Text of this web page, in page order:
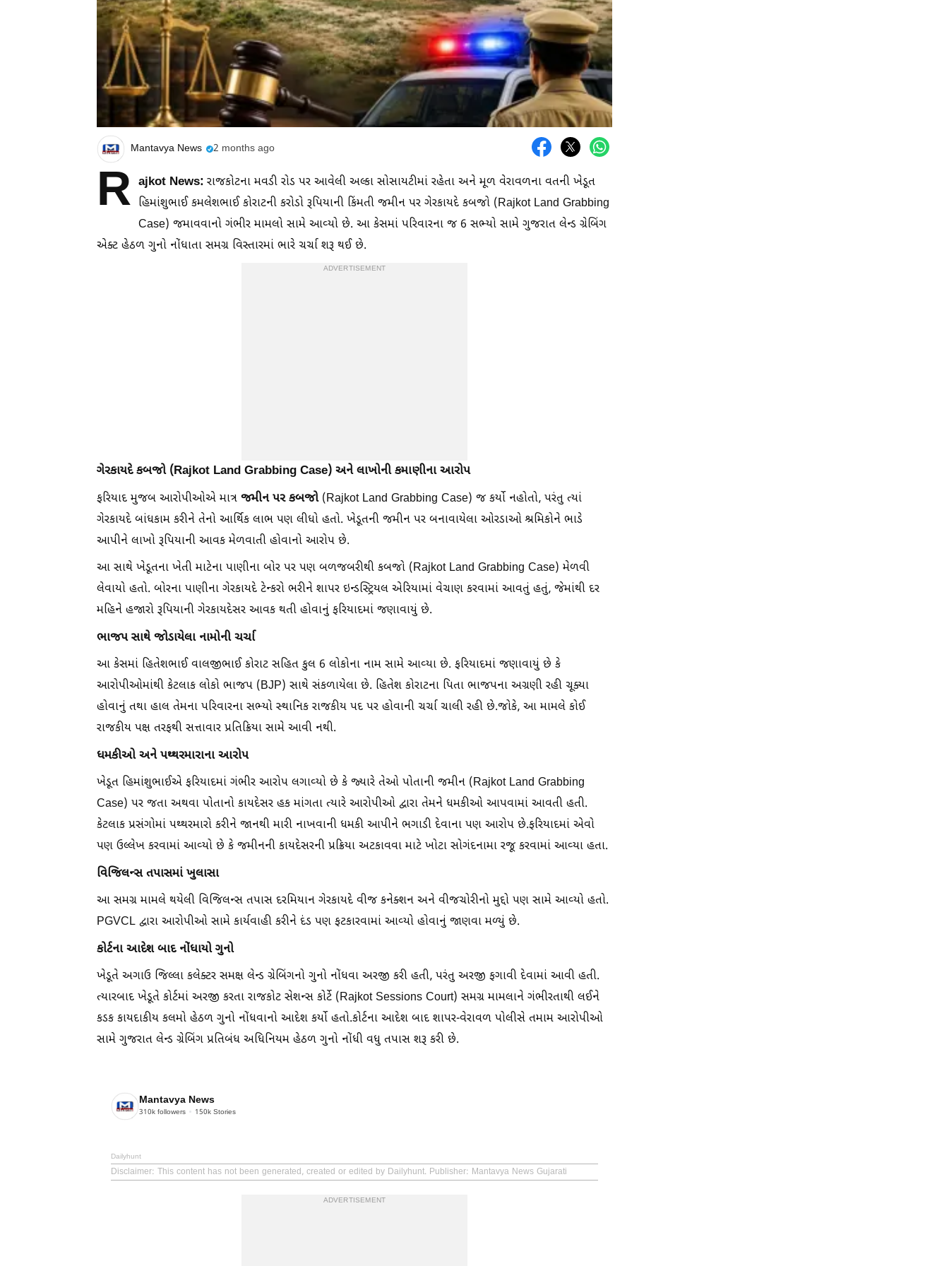
Mantavya News 2 months ago
R ajkot News: રાજકોટના મવડી રોડ પર આવેલી અલ્કા સોસાયટીમાં રહેતા અને મૂળ વેરાવળના વતની ખેડૂત
હિમાંશુભાઈ કમલેશભાઈ કોરાટની કરોડો રૂપિયાની કિંમતી જમીન પર ગેરકાયદે કબજો (Rajkot Land Grabbing
Case) જમાવવાનો ગંભીર મામલો સામે આવ્યો છે. આ કેસમાં પરિવારના જ 6 સભ્યો સામે ગુજરાત લેન્ડ ગ્રેબિંગ
એક્ટ હેઠળ ગુનો નોંધાતા સમગ્ર વિસ્તારમાં ભારે ચર્ચા શરૂ થઈ છે.
ADVERTISEMENT
ગેરકાયદે કબજો (Rajkot Land Grabbing Case) અને લાખોની કમાણીના આરોપ
ફરિયાદ મુજબ આરોપીઓએ માત્ર જમીન પર કબજો(Rajkot Land Grabbing Case) જ કર્યો નહોતો, પરંતુ ત્યાં
ગેરકાયદે બાંધકામ કરીને તેનો આર્થિક લાભ પણ લીધો હતો. ખેડૂતની જમીન પર બનાવાયેલા ઓરડાઓ શ્રમિકોને ભાડે
આપીને લાખો રૂપિયાની આવક મેળવાતી હોવાનો આરોપ છે.
આ સાથે ખેડૂતના ખેતી માટેના પાણીના બોર પર પણ બળજબરીથી કબજો (Rajkot Land Grabbing Case) મેળવી
લેવાયો હતો. બોરના પાણીના ગેરકાયદે ટેન્કરો ભરીને શાપર ઇન્ડસ્ટ્રિયલ એરિયામાં વેચાણ કરવામાં આવતું હતું, જેમાંથી દર
મહિને હજારો રૂપિયાની ગેરકાયદેસર આવક થતી હોવાનું ફરિયાદમાં જણાવાયું છે.
ભાજપ સાથે જોડાયેલા નામોની ચર્ચા
આ કેસમાં હિતેશભાઈ વાલજીભાઈ કોરાટ સહિત કુલ 6 લોકોના નામ સામે આવ્યા છે. ફરિયાદમાં જણાવાયું છે કે
આરોપીઓમાંથી કેટલાક લોકો ભાજપ (BJP) સાથે સંકળાયેલા છે. હિતેશ કોરાટના પિતા ભાજપના અગ્રણી રહી ચૂક્યા
હોવાનું તથા હાલ તેમના પરિવારના સભ્યો સ્થાનિક રાજકીય પદ પર હોવાની ચર્ચા ચાલી રહી છે.જોકે, આ મામલે કોઈ
રાજકીય પક્ષ તરફથી સત્તાવાર પ્રતિક્રિયા સામે આવી નથી.
ધમકીઓ અને પથ્થરમારાના આરોપ
ખેડૂત હિમાંશુભાઈએ ફરિયાદમાં ગંભીર આરોપ લગાવ્યો છે કે જ્યારે તેઓ પોતાની જમીન (Rajkot Land Grabbing
Case) પર જતા અથવા પોતાનો કાયદેસર હક માંગતા ત્યારે આરોપીઓ દ્વારા તેમને ધમકીઓ આપવામાં આવતી હતી.
કેટલાક પ્રસંગોમાં પથ્થરમારો કરીને જાનથી મારી નાખવાની ધમકી આપીને ભગાડી દેવાના પણ આરોપ છે.ફરિયાદમાં એવો
પણ ઉલ્લેખ કરવામાં આવ્યો છે કે જમીનની કાયદેસરની પ્રક્રિયા અટકાવવા માટે ખોટા સોગંદનામા રજૂ કરવામાં આવ્યા હતા.
વિજિલન્સ તપાસમાં ખુલાસા
આ સમગ્ર મામલે થયેલી વિજિલન્સ તપાસ દરમિયાન ગેરકાયદે વીજ કનેક્શન અને વીજચોરીનો મુદ્દો પણ સામે આવ્યો હતો.
PGVCL દ્વારા આરોપીઓ સામે કાર્યવાહી કરીને દંડ પણ ફટકારવામાં આવ્યો હોવાનું જાણવા મળ્યું છે.
કોર્ટના આદેશ બાદ નોંધાયો ગુનો
ખેડૂતે અગાઉ જિલ્લા કલેક્ટર સમક્ષ લેન્ડ ગ્રેબિંગનો ગુનો નોંધવા અરજી કરી હતી, પરંતુ અરજી ફગાવી દેવામાં આવી હતી.
ત્યારબાદ ખેડૂતે કોર્ટમાં અરજી કરતા રાજકોટ સેશન્સ કોર્ટે (Rajkot Sessions Court) સમગ્ર મામલાને ગંભીરતાથી લઈને
કડક કાયદાકીય કલમો હેઠળ ગુનો નોંધવાનો આદેશ કર્યો હતો.કોર્ટના આદેશ બાદ શાપર-વેરાવળ પોલીસે તમામ આરોપીઓ
સામે ગુજરાત લેન્ડ ગ્રેબિંગ પ્રતિબંધ અધિનિયમ હેઠળ ગુનો નોંધી વધુ તપાસ શરૂ કરી છે.
Mantavya News
310k followers 150k Stories
Dailyhunt
Disclaimer: This content has not been generated, created or edited by Dailyhunt. Publisher: Mantavya News Gujarati
ADVERTISEMENT